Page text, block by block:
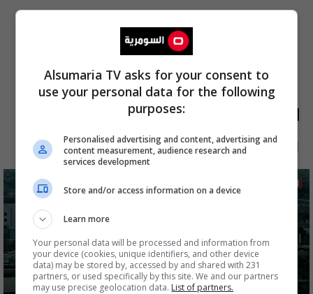
الأكثر قراءة
الآن 48 ساعة 7 أيام شهر
Alsumaria TV asks for your consent to
use your personal data for the following
purposes:
Personalised advertising and content, advertising and
content measurement, audience research and
services development
Store and/or access information on a device
Learn more
Your personal data will be processed and information from
your device (cookies, unique identifiers, and other device
data) may be stored by, accessed by and shared with 231
partners, or used specifically by this site. We and our partners
may use precise geolocation data. List of partners.